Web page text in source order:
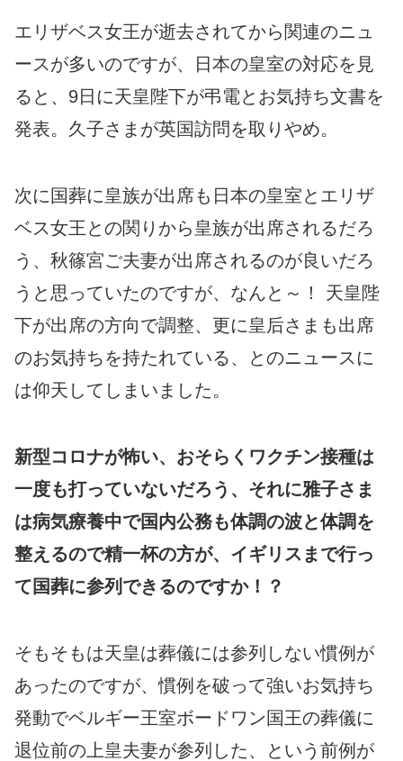
エリザベス女王が逝去されてから関連のニュ
ースが多いのですが、日本の皇室の対応を見
ると、9日に天皇陛下が弔電とお気持ち文書を
発表。久子さまが英国訪問を取りやめ。
次に国葬に皇族が出席も日本の皇室とエリザ
ベス女王との関りから皇族が出席されるだろ
う、秋篠宮ご夫妻が出席されるのが良いだろ
うと思っていたのですが、なんと～！ 天皇陛
下が出席の方向で調整、更に皇后さまも出席
のお気持ちを持たれている、とのニュースに
は仰天してしまいました。
新型コロナが怖い、おそらくワクチン接種は
一度も打っていないだろう、それに雅子さま
は病気療養中で国内公務も体調の波と体調を
整えるので精一杯の方が、イギリスまで行っ
て国葬に参列できるのですか！？
そもそもは天皇は葬儀には参列しない慣例が
あったのですが、慣例を破って強いお気持ち
発動でベルギー王室ボードワン国王の葬儀に
退位前の上皇夫妻が参列した、という前例が